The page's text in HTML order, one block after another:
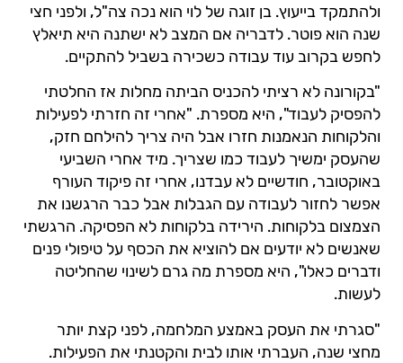
ולהתמקד בייעוץ. בן זוגה של לוי הוא נכה צה"ל, ולפני חצי
שנה הוא פוטר. לדבריה אם המצב לא ישתנה היא תיאלץ
לחפש בקרוב עוד עבודה כשכירה בשביל להתקיים.
"בקורונה לא רציתי להכניס הביתה מחלות אז החלטתי
להפסיק לעבוד", היא מספרת. "אחרי זה חזרתי לפעילות
והלקוחות הנאמנות חזרו אבל היה צריך להילחם חזק,
שהעסק ימשיך לעבוד כמו שצריך. מיד אחרי השביעי
באוקטובר, חודשיים לא עבדנו, אחרי זה פיקוד העורף
אפשר לחזור לעבודה עם הגבלות אבל כבר הרגשנו את
הצמצום בלקוחות. הירידה בלקוחות לא הפסיקה. הרגשתי
שאנשים לא יודעים אם להוציא את הכסף על טיפולי פנים
ודברים כאלו", היא מספרת מה גרם לשינוי שהחליטה
לעשות.
"סגרתי את העסק באמצע המלחמה, לפני קצת יותר
מחצי שנה, העברתי אותו לבית והקטנתי את הפעילות.